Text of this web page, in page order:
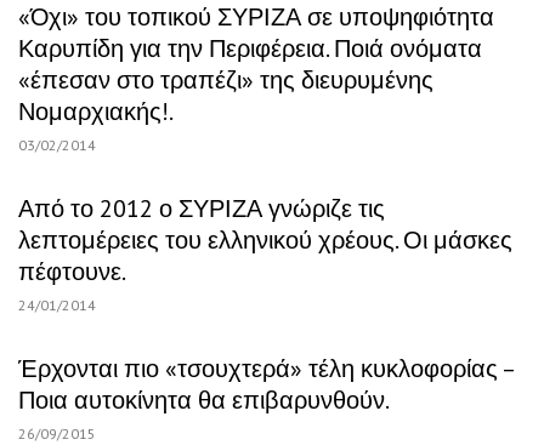
«Όχι» του τοπικού ΣΥΡΙΖΑ σε υποψηφιότητα
Καρυπίδη για την Περιφέρεια. Ποιά ονόματα
«έπεσαν στο τραπέζι» της διευρυμένης
Νομαρχιακής!.
03/02/2014
Από το 2012 ο ΣΥΡΙΖΑ γνώριζε τις
λεπτομέρειες του ελληνικού χρέους. Οι μάσκες
πέφτουνε.
24/01/2014
Έρχονται πιο «τσουχτερά» τέλη κυκλοφορίας –
Ποια αυτοκίνητα θα επιβαρυνθούν.
26/09/2015